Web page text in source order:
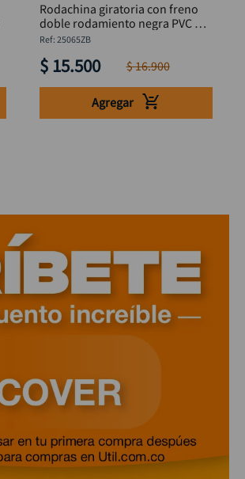
Rodachina giratoria con freno
doble rodamiento negra PVC 65
mm DISCOVER
:25065ZB
$ 15.500 $16.900
Agregar